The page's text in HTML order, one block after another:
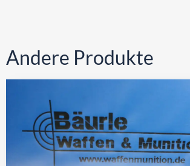
Andere Produkte